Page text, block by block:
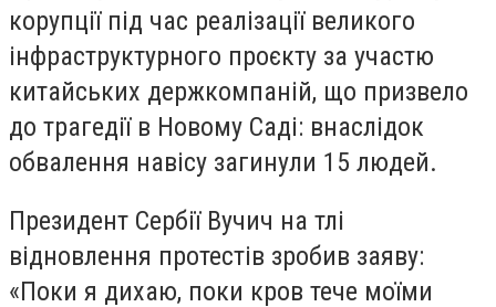
корупції під час реалізації великого
інфраструктурного проєкту за участю
китайських держкомпаній, що призвело
до трагедії в Новому Саді: внаслідок
обвалення навісу загинули 15 людей.
Президент Сербії Вучич на тлі
відновлення протестів зробив заяву:
«Поки я дихаю, поки кров тече моїми